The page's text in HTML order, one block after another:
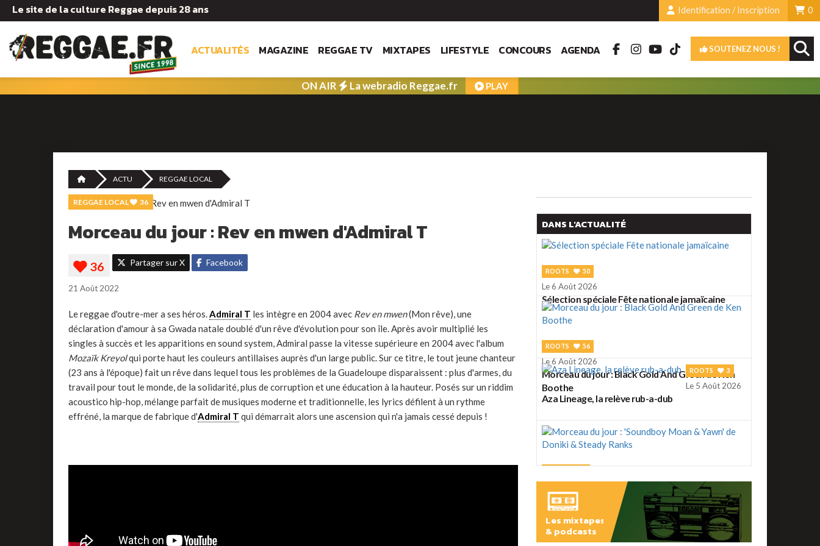
Le site de la culture Reggae depuis 28 ans 0
Identification / Inscription
ACTUALITÉS MAGAZINE REGGAE TV MIXTAPES LIFESTYLE CONCOURS AGENDA SOUTENEZ NOUS !
ON AIR La webradio Reggae.fr PLAY
ACTU REGGAE LOCAL
REGGAE LOCAL 36
Morceau du jour : Rev en mwen d'Admiral T
Partager sur X Facebook
21 Août 2022
Le reggae d'outre-mer a ses héros.Admiral T les intègre en 2004 avec Rev en mwen(Mon rêve), une
déclaration d'amour à sa Gwada natale doublé d'un rêve d'évolution pour son île. Après avoir multiplié les
singles à succès et les apparitions en sound system, Admiral passe la vitesse supérieure en 2004 avec l'album
Mozaïk Kreyolqui porte haut les couleurs antillaises auprès d'un large public. Sur ce titre, le tout jeune chanteur
(23 ans à l'époque) fait un rêve dans lequel tous les problèmes de la Guadeloupe disparaissent : plus d'armes, du
travail pour tout le monde, de la solidarité, plus de corruption et une éducation à la hauteur. Posés sur un riddim
acoustico hip-hop, mélange parfait de musiques moderne et traditionnelle, les lyrics défilent à un rythme
effréné, la marque de fabrique d'Admiral T qui démarrait alors une ascension qui n'a jamais cessé depuis !
DANS L'ACTUALITÉ
ROOTS 50
Le 6 Août 2026
Sélection spéciale Fête nationale jamaïcaine
ROOTS 56
Le 6 Août 2026
Morceau du jour : Black Gold And Green de Ken
Boothe
ROOTS 3
Le 5 Août 2026
Aza Lineage, la relève rub-a-dub
Morceau du jour : 'Soundboy Moan & Yawn' de
Doniki & Steady Ranks
ROOTS 41
Le 4 Août 2026
Les mixtapes
& podcasts